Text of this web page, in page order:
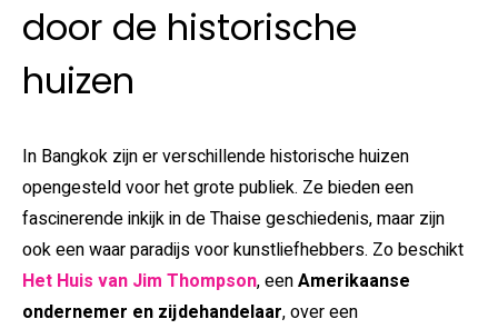
door de historische
huizen
In Bangkok zijn er verschillende historische huizen
opengesteld voor het grote publiek. Ze bieden een
fascinerende inkijk in de Thaise geschiedenis, maar zijn
ook een waar paradijs voor kunstliefhebbers. Zo beschikt
Het Huis van Jim Thompson, eenAmerikaanse
ondernemer en zijdehandelaar, over een